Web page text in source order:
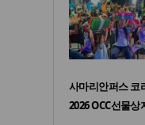
사마리안퍼스 코
2026 OCC선물